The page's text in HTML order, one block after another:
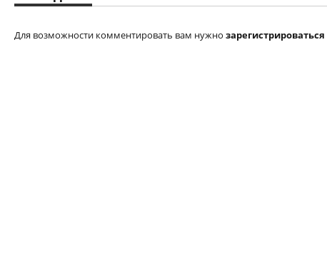
Для возможности комментировать вам нужно зарегистрироваться